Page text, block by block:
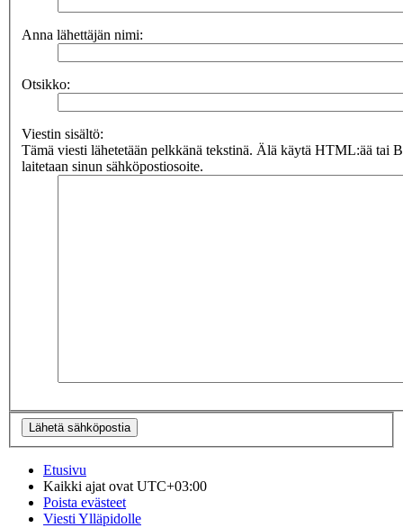
Anna lähettäjän nimi:
Otsikko:
Viestin sisältö:
Tämä viesti lähetetään pelkkänä tekstinä. Älä käytä HTML:ää tai
laitetaan sinun sähköpostiosoite.
Etusivu
Kaikki ajat ovatUTC+03:00
Poista evästeet
Viesti Ylläpidolle